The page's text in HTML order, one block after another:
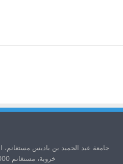
خروبة، مستغانم 27000